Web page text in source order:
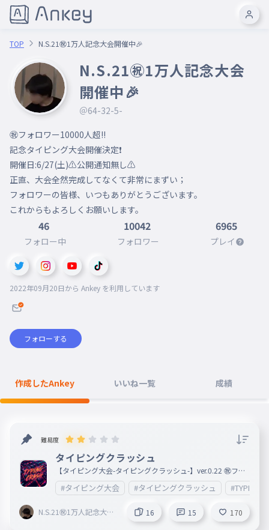
TOP N.S.21㊗︎1万人記念大会開催中🎉
N.S.21㊗︎1万人記念大会
開催中🎉
＠64-32-5-
㊗️フォロワー10000人超‼️
記念タイピング大会開催決定❗️
開催日:6/27(土)⚠︎公開通知無し⚠︎
正直、大会全然完成してなくて非常にまずい；
フォロワーの皆様、いつもありがとうございます。
これからもよろしくお願いします。
46
フォロー中
10042
フォロワー
6965
プレイ
2022年09月20日から Ankey を利用しています
フォローする
作成したAnkey いいね一覧 成績
難易度
タイピングクラッシュ
【タイピング大会-タイピングクラッシュ-】ver.0.22 ㊗︎フォ
ロワー1万人記念 タイピング大会開催中 👑暫定1位👑:N.S.21
前回の結果（2026/06/21 第1回） 🥇N.S.21（いいね15個/1
5プレイ） 🥈ゆーくん（いいね10個/10プレイ） 🥉宇宙戦艦
ベイビー（いいね5個/5プレイ） 🏅hatige（いいね3個/3プ
レイ） 🏅お茶の木（いいね1個/1プレイ） +作成者に勝った
らフォロー ※作成者は大会結果に含みません 結果発表は3
#タイピング大会 #タイピングクラッシュ
N.S.21㊗︎1万人記念大会
16 15 170